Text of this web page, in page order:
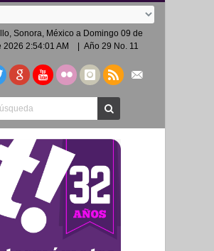
Sonora, México a Domingo 09 de
2026 2:54:01 AM
| Año 29 No. 11